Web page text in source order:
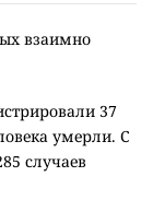
взаимно
37
умерли. С
случаев